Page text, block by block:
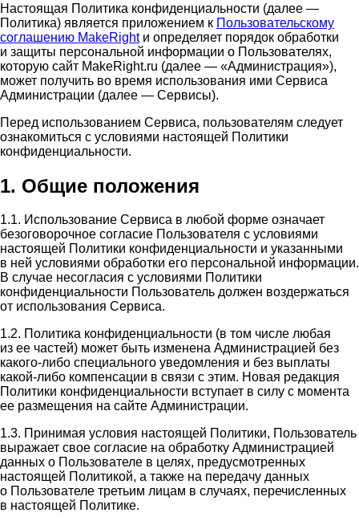
Настоящая Политика конфиденциальности (далее —
Политика) является приложением к Пользовательскому
соглашению MakeRightи определяет порядок обработки
и защиты персональной информации о Пользователях,
которую сайт MakeRight.ru (далее — «Администрация»),
может получить во время использования ими Cервиса
Администрации (далее — Сервисы).
Перед использованием Сервиса, пользователям следует
ознакомиться с условиями настоящей Политики
конфиденциальности.
1. Общие положения
1.1. Использование Сервиса в любой форме означает
безоговорочное согласие Пользователя с условиями
настоящей Политики конфиденциальности и указанными
в ней условиями обработки его персональной информации.
В случае несогласия с условиями Политики
конфиденциальности Пользователь должен воздержаться
от использования Сервиса.
1.2. Политика конфиденциальности (в том числе любая
из ее частей) может быть изменена Администрацией без
какого-либо специального уведомления и без выплаты
какой-либо компенсации в связи с этим. Новая редакция
Политики конфиденциальности вступает в силу с момента
ее размещения на сайте Администрации.
1.3. Принимая условия настоящей Политики, Пользователь
выражает свое согласие на обработку Администрацией
данных о Пользователе в целях, предусмотренных
настоящей Политикой, а также на передачу данных
о Пользователе третьим лицам в случаях, перечисленных
в настоящей Политике.